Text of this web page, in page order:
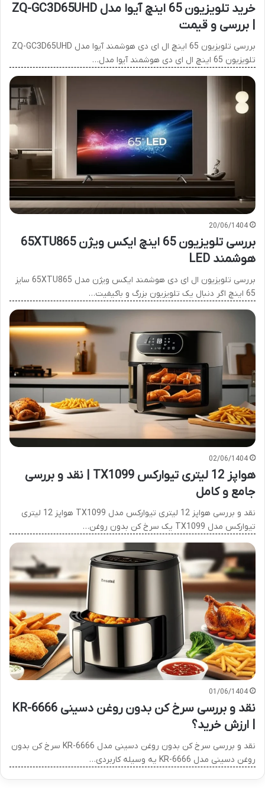
خرید تلویزیون 65 اینچ آیوا مدل ZQ-GC3D65UHD
| بررسی و قیمت
بررسی تلویزیون 65 اینچ ال ای دی هوشمند آیوا مدل ZQ-GC3D65UHD
تلویزیون 65 اینچ ال ای دی هوشمند آیوا مدل…
20/06/1404
بررسی تلویزیون 65 اینچ ایکس ویژن 65XTU865
هوشمند LED
بررسی تلویزیون ال ای دی هوشمند ایکس ویژن مدل 65XTU865 سایز
65 اینچ اگر دنبال یک تلویزیون بزرگ و باکیفیت…
02/06/1404
هواپز 12 لیتری تیوارکس TX1099 | نقد و بررسی
جامع و کامل
نقد و بررسی هواپز 12 لیتری تیوارکس مدل TX1099 هواپز 12 لیتری
تیوارکس مدل TX1099 یک سرخ کن بدون روغن…
01/06/1404
نقد و بررسی سرخ کن بدون روغن دسینی KR-6666
| ارزش خرید؟
نقد و بررسی سرخ کن بدون روغن دسینی مدل KR-6666 سرخ کن بدون
روغن دسینی مدل KR-6666 یه وسیله کاربردی…